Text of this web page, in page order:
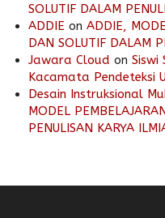
SOLUTIF DALAM
ADDIE on ADDIE,
DAN SOLUTIF DALAM
Jawara Cloud on Siswi
Kacamata Pendeteksi
Desain Instruksional
MODEL
PENULISAN KARYA